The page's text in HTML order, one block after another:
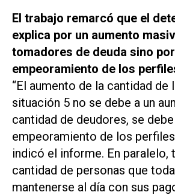
El trabajo remarcó que el
explica por un aumento
tomadores de deuda sino
empeoramiento de los
“El aumento de la cantidad de
situación 5 no se debe a un
cantidad de deudores, se debe
empeoramiento de los perfiles
indicó el informe. En paralelo,
cantidad de personas que
mantenerse al día con sus